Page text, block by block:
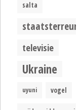
salta
staatsterreur
televisie
Ukraine
uyuni vogel